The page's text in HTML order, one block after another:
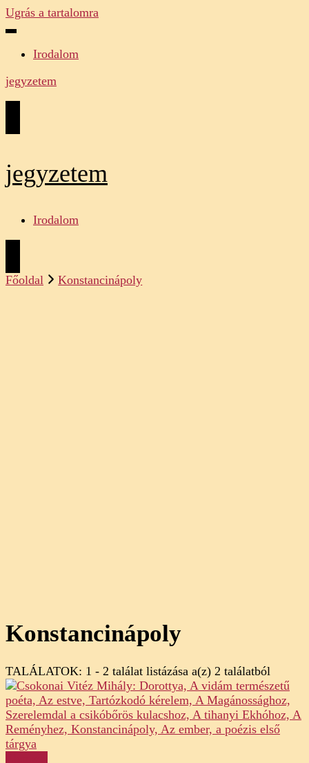
Ugrás a tartalomra
Irodalom
jegyzetem
jegyzetem
Irodalom
Főoldal Konstancinápoly
Konstancinápoly
TALÁLATOK: 1 - 2 találat listázása a(z) 2 találatból